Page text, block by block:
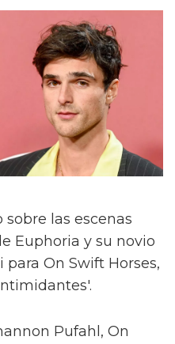
las escenas
Euphoria y su novio
On Swift Horses,
Pufahl, On